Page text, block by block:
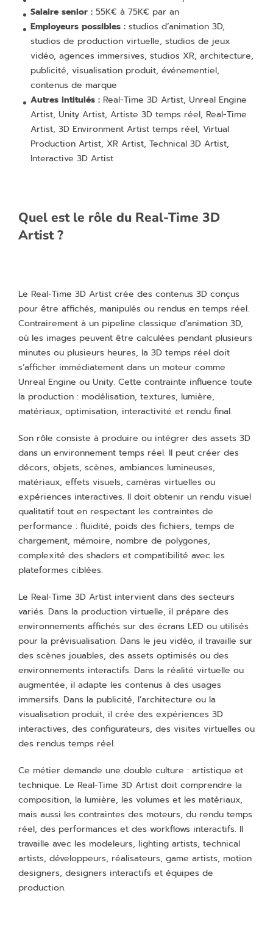
Salaire senior : 55K€ à 75K€ par an
Employeurs possibles : studios d’animation 3D,
studios de production virtuelle, studios de jeux
vidéo, agences immersives, studios XR, architecture,
publicité, visualisation produit, événementiel,
contenus de marque
Autres intitulés : Real-Time 3D Artist, Unreal Engine
Artist, Unity Artist, Artiste 3D temps réel, Real-Time
Artist, 3D Environment Artist temps réel, Virtual
Production Artist, XR Artist, Technical 3D Artist,
Interactive 3D Artist
Quel est le rôle du Real-Time 3D
Artist ?
Le Real-Time 3D Artist crée des contenus 3D conçus
pour être affichés, manipulés ou rendus en temps réel.
Contrairement à un pipeline classique d’animation 3D,
où les images peuvent être calculées pendant plusieurs
minutes ou plusieurs heures, la 3D temps réel doit
s’afficher immédiatement dans un moteur comme
Unreal Engine ou Unity. Cette contrainte influence toute
la production : modélisation, textures, lumière,
matériaux, optimisation, interactivité et rendu final.
Son rôle consiste à produire ou intégrer des assets 3D
dans un environnement temps réel. Il peut créer des
décors, objets, scènes, ambiances lumineuses,
matériaux, effets visuels, caméras virtuelles ou
expériences interactives. Il doit obtenir un rendu visuel
qualitatif tout en respectant les contraintes de
performance : fluidité, poids des fichiers, temps de
chargement, mémoire, nombre de polygones,
complexité des shaders et compatibilité avec les
plateformes ciblées.
Le Real-Time 3D Artist intervient dans des secteurs
variés. Dans la production virtuelle, il prépare des
environnements affichés sur des écrans LED ou utilisés
pour la prévisualisation. Dans le jeu vidéo, il travaille sur
des scènes jouables, des assets optimisés ou des
environnements interactifs. Dans la réalité virtuelle ou
augmentée, il adapte les contenus à des usages
immersifs. Dans la publicité, l’architecture ou la
visualisation produit, il crée des expériences 3D
interactives, des configurateurs, des visites virtuelles ou
des rendus temps réel.
Ce métier demande une double culture : artistique et
technique. Le Real-Time 3D Artist doit comprendre la
composition, la lumière, les volumes et les matériaux,
mais aussi les contraintes des moteurs, du rendu temps
réel, des performances et des workflows interactifs. Il
travaille avec les modeleurs, lighting artists, technical
artists, développeurs, réalisateurs, game artists, motion
designers, designers interactifs et équipes de
production.